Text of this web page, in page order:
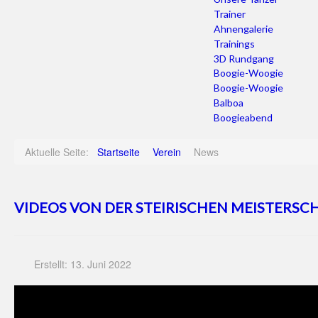
Trainer
Ahnengalerie
Trainings
3D Rundgang
Boogie-Woogie
Boogie-Woogie
Balboa
Boogieabend
Aktuelle Seite: Startseite Verein News
VIDEOS VON DER STEIRISCHEN
Erstellt: 13. Juni 2022